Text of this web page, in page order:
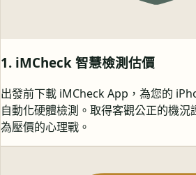
1. iMCheck 智慧檢測估價
出發前下載 iMCheck App，為您的
自動化硬體檢測。取得客觀公正的機況
為壓價的心理戰。